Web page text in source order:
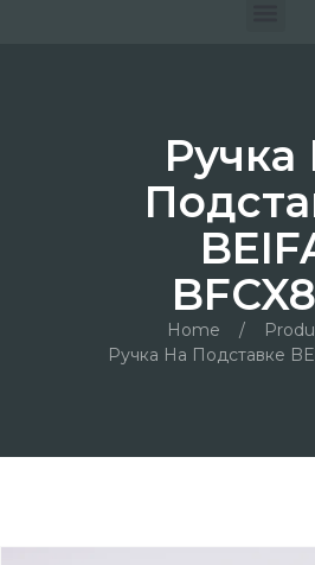
Ручка
Home /
Ручка На Подставке